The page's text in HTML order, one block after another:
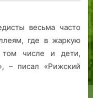
весьма часто
где в жаркую
том числе и дети,
– писал «Рижский